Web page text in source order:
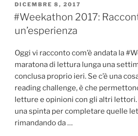
PUBBLICATO
IL
DICEMBRE 8, 2017
#Weekathon 2017:
un’esperienza
Oggi vi racconto com’è andata la
maratona di lettura lunga una
conclusa proprio ieri. Se c’è una
reading challenge, è che
letture e opinioni con gli altri lettori.
una spinta per completare quelle
rimandando da …